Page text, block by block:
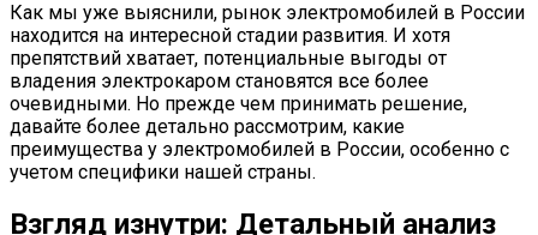
Как мы уже выяснили, рынок электромобилей в России
находится на интересной стадии развития. И хотя
препятствий хватает, потенциальные выгоды от
владения электрокаром становятся все более
очевидными. Но прежде чем принимать решение,
давайте более детально рассмотрим, какие
преимущества у электромобилей в России, особенно с
учетом специфики нашей страны.
Взгляд изнутри: Детальный анализ